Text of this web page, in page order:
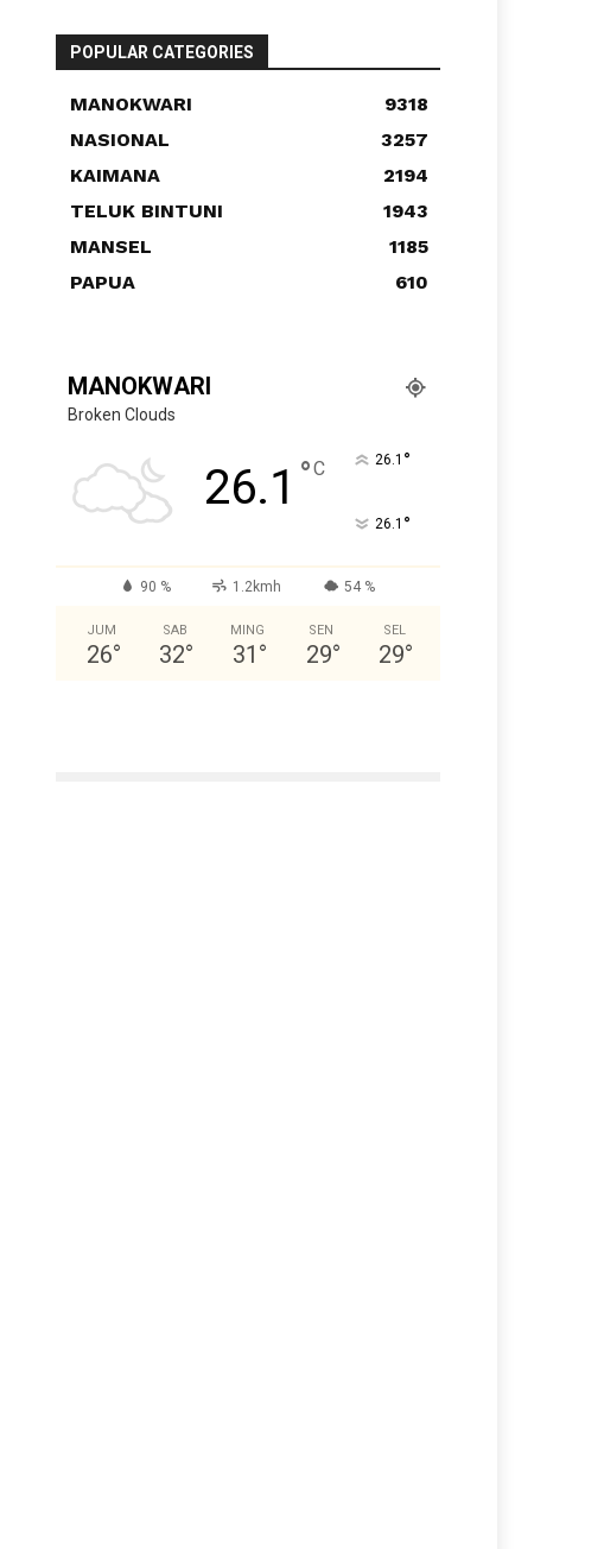
POPULAR CATEGORIES
MANOKWARI
9318
NASIONAL
3257
KAIMANA
2194
TELUK BINTUNI
1943
MANSEL
1185
PAPUA
610
MANOKWARI
Broken Clouds
26.1 °C 26.1 °
26.1 °
90 % 1.2kmh 54 %
JUM
26°
SAB
32°
MING
31 °
SEN
29°
SEL
29°